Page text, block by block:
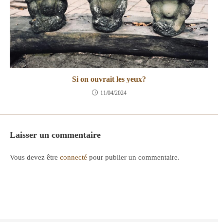
Si on ouvrait les yeux?
11/04/2024
Laisser un commentaire
Vous devez être connecté pour publier un commentaire.